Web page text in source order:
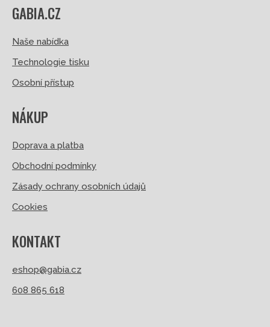
GABIA.CZ
Naše nabídka
Technologie tisku
Osobní přístup
NÁKUP
Doprava a platba
Obchodní podmínky
Zásady ochrany osobních údajů
Cookies
KONTAKT
eshop@gabia.cz
608 865 618